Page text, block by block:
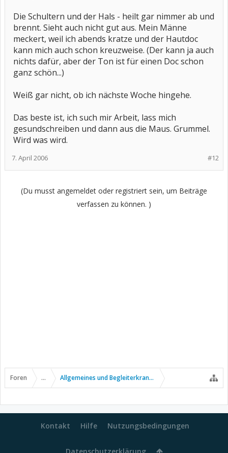
Die Schultern und der Hals - heilt gar nimmer ab und
brennt. Sieht auch nicht gut aus. Mein Männe
meckert, weil ich abends kratze und der Hautdoc
kann mich auch schon kreuzweise. (Der kann ja auch
nichts dafür, aber der Ton ist für einen Doc schon
ganz schön...)
Weiß gar nicht, ob ich nächste Woche hingehe.
Das beste ist, ich such mir Arbeit, lass mich
gesundschreiben und dann aus die Maus. Grummel.
Wird was wird.
#12
7. April 2006
(Du musst angemeldet oder registriert sein, um Beiträge
verfassen zu können. )
Foren ... Allgemeines und Begleiterkrankungen
Kontakt Hilfe Nutzungsbedingungen